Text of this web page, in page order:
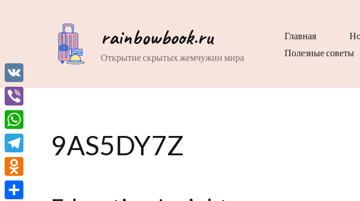
rainbowbook.ru
Открытие скрытых жемчужин мира
Главная
Полезные советы
9AS5DY7Z
VK
Viber
WhatsApp
Telegram
Odnoklassniki